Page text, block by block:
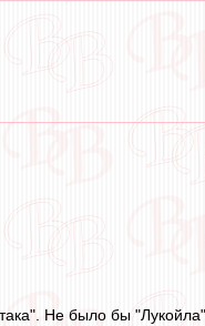
Не было бы